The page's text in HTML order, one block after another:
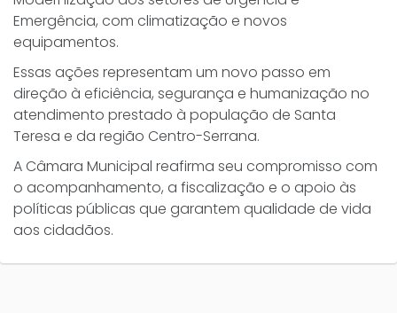
Emergência, com climatização e novos
equipamentos.
Essas ações representam um novo passo em
direção à eficiência, segurança e humanização no
atendimento prestado à população de Santa
Teresa e da região Centro-Serrana.
A Câmara Municipal reafirma seu compromisso com
o acompanhamento, a fiscalização e o apoio às
políticas públicas que garantem qualidade de vida
aos cidadãos.